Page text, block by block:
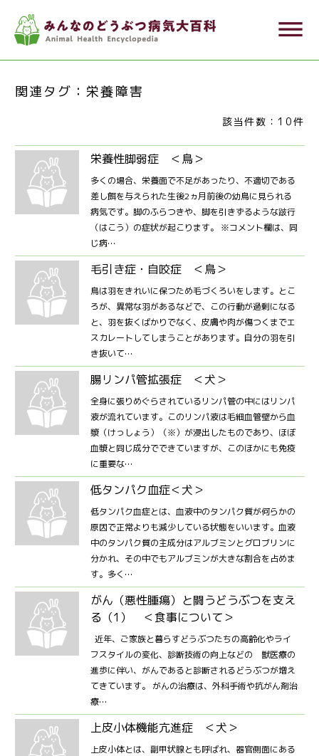
dehaze
関連タグ：栄養障害
該当件数：10件
栄養性脚弱症 ＜鳥＞
多くの場合、栄養面で不足があったり、不適切である
差し餌を与えられた生後2ヵ月前後の幼鳥に見られる
病気です。脚のふらつきや、脚を引きずるような跛行
（はこう）の症状が起こります。 ※コメント欄は、同
じ病…
毛引き症・自咬症 ＜鳥＞
鳥は羽をきれいに保つため毛づくろいをします。とこ
ろが、異常な羽があるなどで、この行動が過剰になる
と、羽を抜くばかりでなく、皮膚や肉が傷つくまでエ
スカレートしてしまうことがあります。自分の羽を引
き抜いて…
腸リンパ管拡張症 ＜犬＞
全身に張りめぐらされているリンパ管の中にはリンパ
液が流れています。このリンパ液は毛細血管壁から血
漿（けっしょう）（※）が浸出したものであり、ほぼ
血漿と同じ成分でできていますが、このほかにも免疫
に重要な…
低タンパク血症＜犬＞
低タンパク血症とは、血液中のタンパク質が何らかの
原因で正常よりも減少している状態をいいます。血液
中のタンパク質の主成分はアルブミンとグロブリンに
分かれ、その中でもアルブミンが大きな割合を占めま
す。多く…
がん（悪性腫瘍）と闘うどうぶつを支え
る（1） ＜食事について＞
近年、ご家族と暮らすどうぶつたちの高齢化やライ
フスタイルの変化、診断技術の向上などの 獣医療の
進歩に伴い、がんであると診断されるどうぶつが増え
てきています。 がんの治療は、外科手術や抗がん剤治
療…
上皮小体機能亢進症 ＜犬＞
上皮小体とは、副甲状腺とも呼ばれ、器官側面にある